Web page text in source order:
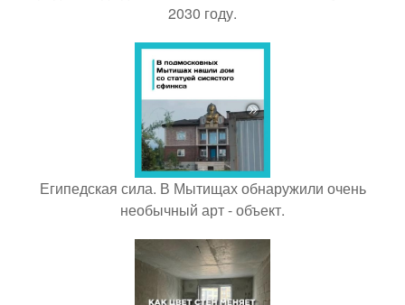
2030 году.
Египедская сила. В Мытищах обнаружили очень
необычный арт - объект.